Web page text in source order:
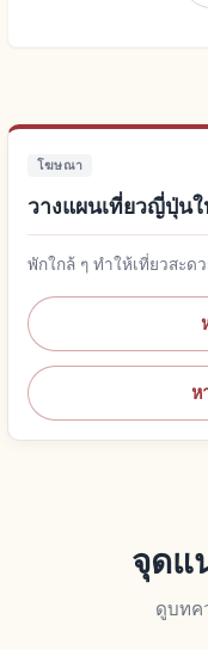
โฆษณา
วางแผนเที่ยวญี่ปุ่น
พักใกล้ ๆ ทำให้เที่ยวสะด
ห
จุดแ
ดูบทค